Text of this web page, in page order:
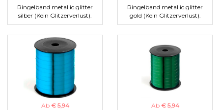
Ringelband metallic glitter
silber (Kein Glitzerverlust).
Ringelband metallic glitter
gold (Kein Glitzerverlust).
Ab € 5,94
Ab € 5,94